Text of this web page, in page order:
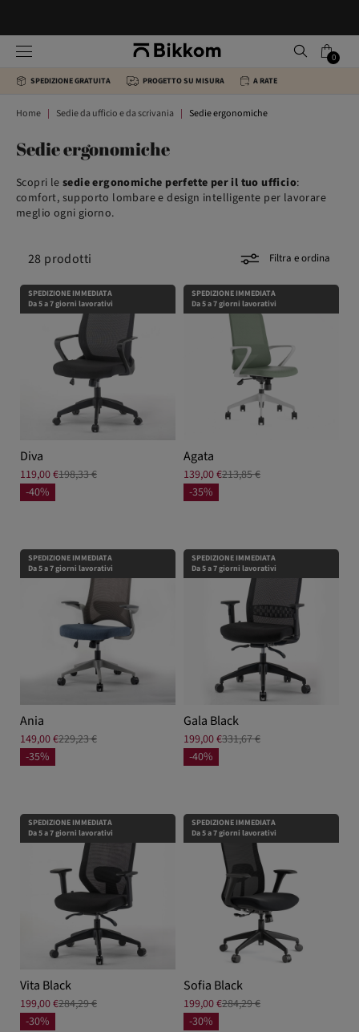
0
SPEDIZIONE GRATUITA PROGETTO SU MISURA A RATE
Home Sedie da ufficio e da scrivania Sedie ergonomiche
Sedie ergonomiche
Scopri le sedie ergonomiche perfette per il tuo ufficio:
comfort, supporto lombare e design intelligente per lavorare
meglio ogni giorno.
Filtra e ordina
28 prodotti
SPEDIZIONE IMMEDIATA
Da 5 a 7 giorni lavorativi
Diva
119,00 €198,33 €
-40%
SPEDIZIONE IMMEDIATA
Da 5 a 7 giorni lavorativi
Agata
139,00 €213,85 €
-35%
SPEDIZIONE IMMEDIATA
Da 5 a 7 giorni lavorativi
Ania
149,00 €229,23 €
-35%
SPEDIZIONE IMMEDIATA
Da 5 a 7 giorni lavorativi
Gala Black
199,00 €331,67 €
-40%
SPEDIZIONE IMMEDIATA
Da 5 a 7 giorni lavorativi
Vita Black
199,00 €284,29 €
-30%
SPEDIZIONE IMMEDIATA
Da 5 a 7 giorni lavorativi
Sofia Black
199,00 €284,29 €
-30%